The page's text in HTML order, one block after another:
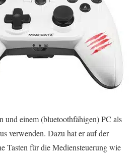
und einem (bluetoothfähigen) PC als
verwenden. Dazu hat er auf der
Tasten für die Mediensteuerung wie